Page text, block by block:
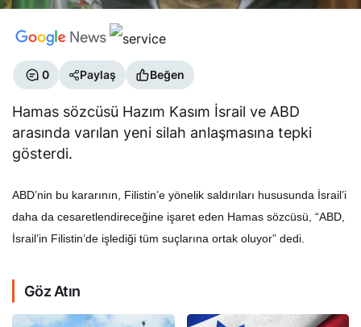
0 Paylaş Beğen
Hamas sözcüsü Hazım Kasım İsrail ve ABD
arasında varılan yeni silah anlaşmasına tepki
gösterdi.
ABD’nin bu kararının, Filistin’e yönelik saldırıları hususunda İsrail’i
daha da cesaretlendireceğine işaret eden Hamas sözcüsü, “ABD,
İsrail’in Filistin’de işlediği tüm suçlarına ortak oluyor” dedi.
Göz Atın